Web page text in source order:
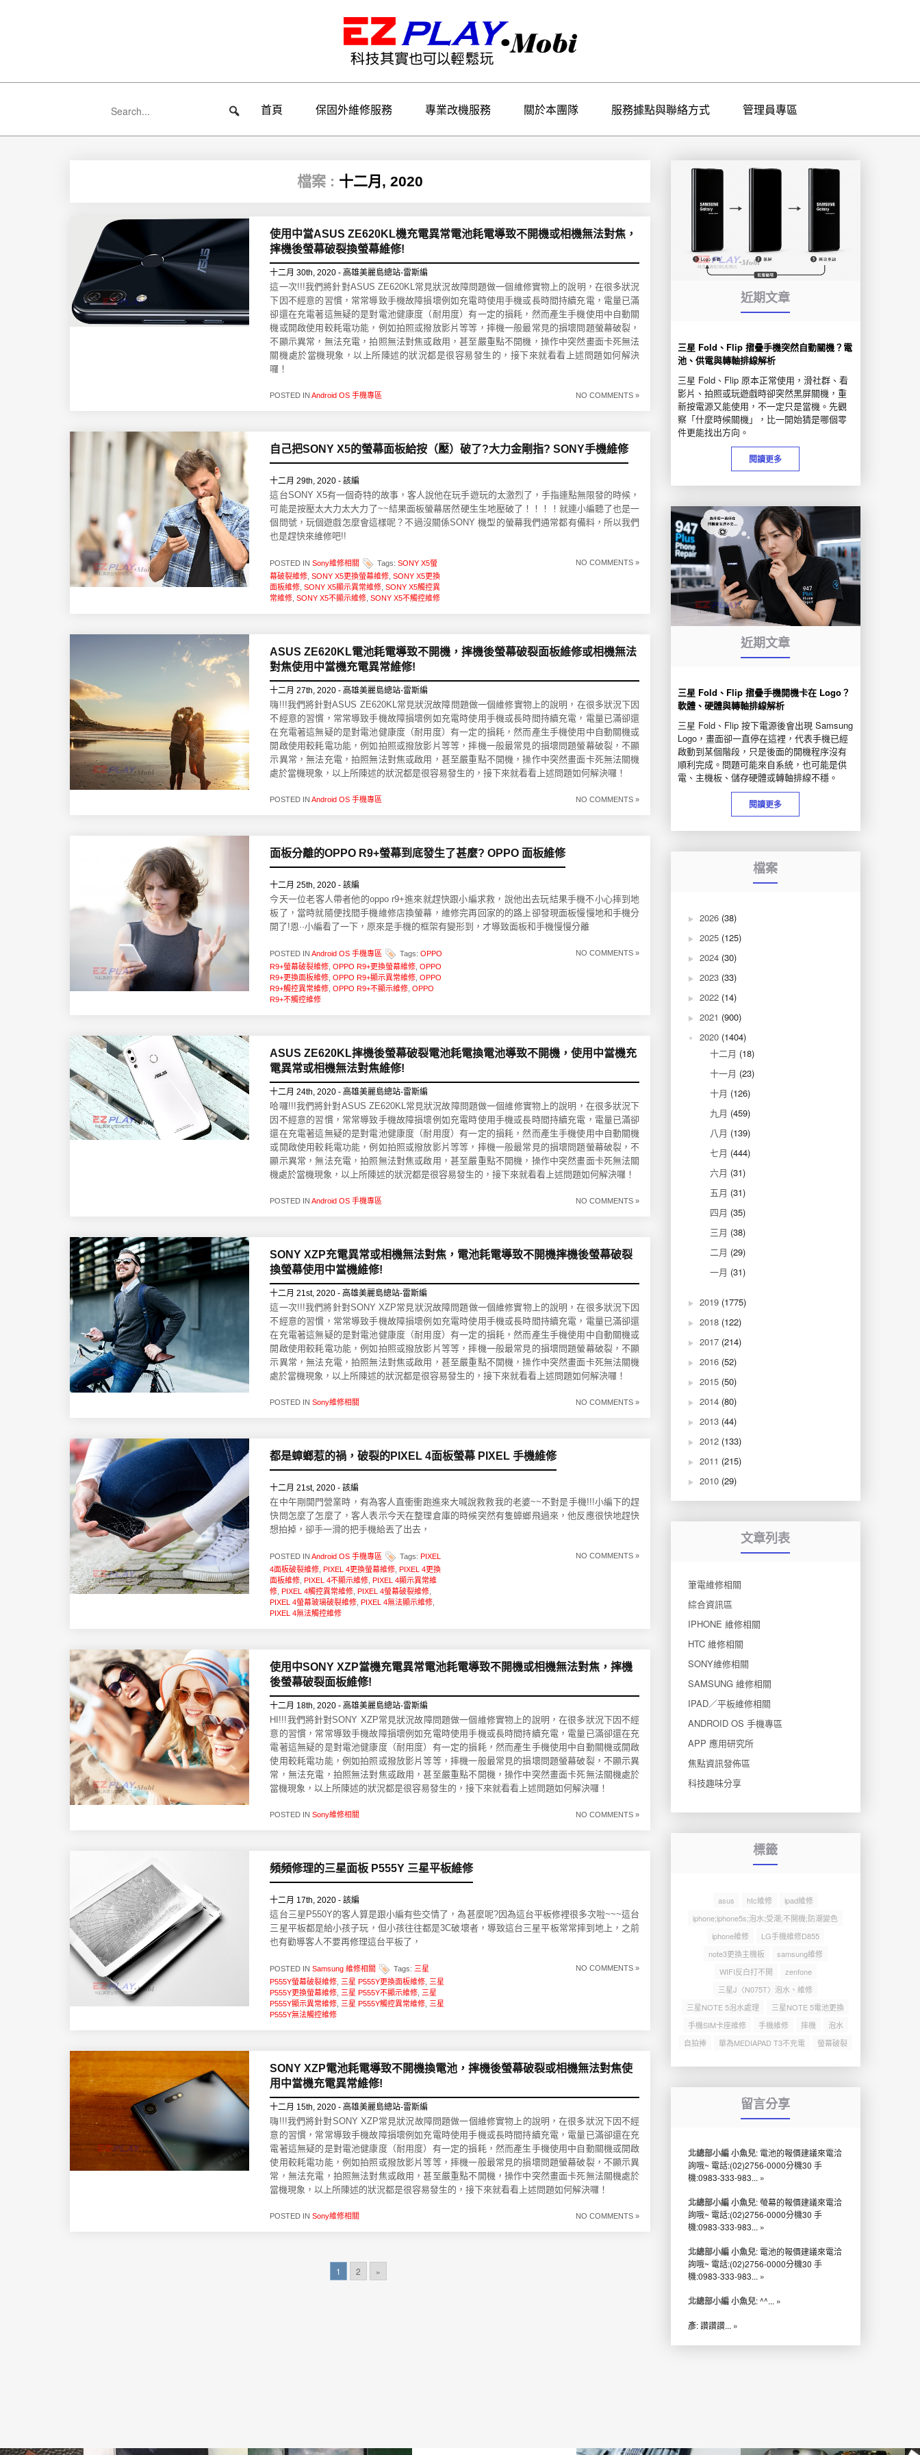
首頁 保固外維修服務 專業改機服務 關於本團隊 服務據點與聯絡方式 管理員專區
檔案 : 十二月, 2020
使用中當ASUS ZE620KL機充電異常電池耗電導致不開機或相機無法對焦，
摔機後螢幕破裂換螢幕維修!
十二月 30th, 2020 - 高雄美麗島總站-雷斯編
這一次!!!我們將針對ASUS ZE620KL常見狀況故障問題做一個維修實物上的說明，在很多狀況
下因不經意的習慣，常常導致手機故障損壞例如充電時使用手機或長時間持續充電，電量已滿
卻還在充電著這無疑的是對電池健康度（耐用度）有一定的損耗，然而產生手機使用中自動關
機或開啟使用較耗電功能，例如拍照或撥放影片等等，摔機一般最常見的損壞問題螢幕破裂，
不顯示異常，無法充電，拍照無法對焦或啟用，甚至嚴重點不開機，操作中突然畫面卡死無法
關機處於當機現象，以上所陳述的狀況都是很容易發生的，接下來就看看上述問題如何解決
囉！
POSTED INAndroid OS 手機專區 NO COMMENTS »
自己把SONY X5的螢幕面板給按（壓）破了?大力金剛指? SONY手機維修
十二月 29th, 2020 - 該編
這台SONY X5有一個奇特的故事，客人說他在玩手遊玩的太激烈了，手指連點無限發的時候，
可能是按壓太大力太大力了~~結果面板螢幕居然硬生生地壓破了！！！！就連小編聽了也是一
個問號，玩個遊戲怎麼會這樣呢？不過沒關係SONY 機型的螢幕我們通常都有備料，所以我們
也是趕快來維修吧!!
POSTED INSony維修相關 Tags:SONY X5螢
幕破裂維修 ,SONY X5更換螢幕維修 ,SONY X5更換
面板維修 ,SONY X5顯示異常維修 ,SONY X5觸控異
常維修 ,SONY X5不顯示維修 ,SONY X5不觸控維修
NO COMMENTS »
ASUS ZE620KL電池耗電導致不開機，摔機後螢幕破裂面板維修或相機無法
對焦使用中當機充電異常維修!
十二月 27th, 2020 - 高雄美麗島總站-雷斯編
嗨!!!我們將針對ASUS ZE620KL常見狀況故障問題做一個維修實物上的說明，在很多狀況下因
不經意的習慣，常常導致手機故障損壞例如充電時使用手機或長時間持續充電，電量已滿卻還
在充電著這無疑的是對電池健康度（耐用度）有一定的損耗，然而產生手機使用中自動關機或
開啟使用較耗電功能，例如拍照或撥放影片等等，摔機一般最常見的損壞問題螢幕破裂，不顯
示異常，無法充電，拍照無法對焦或啟用，甚至嚴重點不開機，操作中突然畫面卡死無法關機
處於當機現象，以上所陳述的狀況都是很容易發生的，接下來就看看上述問題如何解決囉！
POSTED INAndroid OS 手機專區 NO COMMENTS »
面板分離的OPPO R9+螢幕到底發生了甚麼? OPPO 面板維修
十二月 25th, 2020 - 該編
今天一位老客人帶者他的oppo r9+進來就趕快跟小編求救，說他出去玩結果手機不小心摔到地
板了，當時就隨便找間手機維修店換螢幕，維修完再回家的的路上卻發現面板慢慢地和手機分
開了!恩··小編看了一下，原來是手機的框架有變形到，才導致面板和手機慢慢分離
POSTED INAndroid OS 手機專區 Tags:OPPO
R9+螢幕破裂維修 ,OPPO R9+更換螢幕維修 ,OPPO
R9+更換面板維修 ,OPPO R9+顯示異常維修 ,OPPO
R9+觸控異常維修 ,OPPO R9+不顯示維修 ,OPPO
R9+不觸控維修
NO COMMENTS »
ASUS ZE620KL摔機後螢幕破裂電池耗電換電池導致不開機，使用中當機充
電異常或相機無法對焦維修!
十二月 24th, 2020 - 高雄美麗島總站-雷斯編
哈囉!!!我們將針對ASUS ZE620KL常見狀況故障問題做一個維修實物上的說明，在很多狀況下
因不經意的習慣，常常導致手機故障損壞例如充電時使用手機或長時間持續充電，電量已滿卻
還在充電著這無疑的是對電池健康度（耐用度）有一定的損耗，然而產生手機使用中自動關機
或開啟使用較耗電功能，例如拍照或撥放影片等等，摔機一般最常見的損壞問題螢幕破裂，不
顯示異常，無法充電，拍照無法對焦或啟用，甚至嚴重點不開機，操作中突然畫面卡死無法關
機處於當機現象，以上所陳述的狀況都是很容易發生的，接下來就看看上述問題如何解決囉！
POSTED INAndroid OS 手機專區 NO COMMENTS »
SONY XZP充電異常或相機無法對焦，電池耗電導致不開機摔機後螢幕破裂
換螢幕使用中當機維修!
十二月 21st, 2020 - 高雄美麗島總站-雷斯編
這一次!!!我們將針對SONY XZP常見狀況故障問題做一個維修實物上的說明，在很多狀況下因
不經意的習慣，常常導致手機故障損壞例如充電時使用手機或長時間持續充電，電量已滿卻還
在充電著這無疑的是對電池健康度（耐用度）有一定的損耗，然而產生手機使用中自動關機或
開啟使用較耗電功能，例如拍照或撥放影片等等，摔機一般最常見的損壞問題螢幕破裂，不顯
示異常，無法充電，拍照無法對焦或啟用，甚至嚴重點不開機，操作中突然畫面卡死無法關機
處於當機現象，以上所陳述的狀況都是很容易發生的，接下來就看看上述問題如何解決囉！
POSTED INSony維修相關 NO COMMENTS »
都是蟑螂惹的禍，破裂的PIXEL 4面板螢幕 PIXEL 手機維修
十二月 21st, 2020 - 該編
在中午剛開門營業時，有為客人直衝衝跑進來大喊說救救我的老婆~~不對是手機!!!小編下的趕
快問怎麼了怎麼了，客人表示今天在整理倉庫的時候突然有隻蟑螂飛過來，他反應很快地趕快
想拍掉，卻手一滑的把手機給丟了出去，
POSTED INAndroid OS 手機專區 Tags:PIXEL
4面板破裂維修 ,PIXEL 4更換螢幕維修 ,PIXEL 4更換
面板維修 ,PIXEL 4不顯示維修 ,PIXEL 4顯示異常維
修 ,PIXEL 4觸控異常維修 ,PIXEL 4螢幕破裂維修
PIXEL 4螢幕玻璃破裂維修 ,PIXEL 4無法顯示維修
PIXEL 4無法觸控維修
NO COMMENTS »
使用中SONY XZP當機充電異常電池耗電導致不開機或相機無法對焦，摔機
後螢幕破裂面板維修!
十二月 18th, 2020 - 高雄美麗島總站-雷斯編
HI!!!我們將針對SONY XZP常見狀況故障問題做一個維修實物上的說明，在很多狀況下因不經
意的習慣，常常導致手機故障損壞例如充電時使用手機或長時間持續充電，電量已滿卻還在充
電著這無疑的是對電池健康度（耐用度）有一定的損耗，然而產生手機使用中自動關機或開啟
使用較耗電功能，例如拍照或撥放影片等等，摔機一般最常見的損壞問題螢幕破裂，不顯示異
常，無法充電，拍照無法對焦或啟用，甚至嚴重點不開機，操作中突然畫面卡死無法關機處於
當機現象，以上所陳述的狀況都是很容易發生的，接下來就看看上述問題如何解決囉！
POSTED INSony維修相關 NO COMMENTS »
頻頻修理的三星面板 P555Y 三星平板維修
十二月 17th, 2020 - 該編
這台三星P550Y的客人算是跟小編有些交情了，為甚麼呢?因為這台平板修裡很多次啦~~~這台
三星平板都是給小孩子玩，但小孩往往都是3C破壞者，導致這台三星平板常常摔到地上，之前
也有勸導客人不要再修理這台平板了，
POSTED INSamsung 維修相關 Tags: 三星
P555Y螢幕破裂維修 三星 P555Y更換面板維修 三星
P555Y更換螢幕維修 三星 P555Y不顯示維修 三星
P555Y顯示異常維修 三星 P555Y觸控異常維修 三星
P555Y無法觸控維修
NO COMMENTS »
SONY XZP電池耗電導致不開機換電池，摔機後螢幕破裂或相機無法對焦使
用中當機充電異常維修!
十二月 15th, 2020 - 高雄美麗島總站-雷斯編
嗨!!!我們將針對SONY XZP常見狀況故障問題做一個維修實物上的說明，在很多狀況下因不經
意的習慣，常常導致手機故障損壞例如充電時使用手機或長時間持續充電，電量已滿卻還在充
電著這無疑的是對電池健康度（耐用度）有一定的損耗，然而產生手機使用中自動關機或開啟
使用較耗電功能，例如拍照或撥放影片等等，摔機一般最常見的損壞問題螢幕破裂，不顯示異
常，無法充電，拍照無法對焦或啟用，甚至嚴重點不開機，操作中突然畫面卡死無法關機處於
當機現象，以上所陳述的狀況都是很容易發生的，接下來就看看上述問題如何解決囉！
POSTED INSony維修相關 NO COMMENTS »
1 2 »
近期文章
三星 Fold、Flip 摺疊手機突然自動關機？電
池、供電與轉軸排線解析
三星 Fold、Flip 原本正常使用，滑社群、看
影片、拍照或玩遊戲時卻突然黑屏關機，重
新按電源又能使用，不一定只是當機。先觀
察「什麼時候關機」，比一開始猜是哪個零
件更能找出方向。
閱讀更多
近期文章
三星 Fold、Flip 摺疊手機開機卡在 Logo？
軟體、硬體與轉軸排線解析
三星 Fold、Flip 按下電源後會出現 Samsung
Logo，畫面卻一直停在這裡，代表手機已經
啟動到某個階段，只是後面的開機程序沒有
順利完成。問題可能來自系統，也可能是供
電、主機板、儲存硬體或轉軸排線不穩。
閱讀更多
檔案
2026(38)
2025(125)
2024(30)
2023(33)
2022(14)
2021 (900)
2020(1404)
十二月 (18)
十一月 (23)
十月 (126)
九月 (459)
八月 (139)
七月 (444)
六月 (31)
五月 (31)
四月 (35)
三月 (38)
二月 (29)
一月 (31)
2019(1775)
2018(122)
2017(214)
2016(52)
2015(50)
2014(80)
2013(44)
2012(133)
2011 (215)
2010(29)
文章列表
筆電維修相關
綜合資訊區
IPHONE 維修相關
HTC 維修相關
SONY維修相關
SAMSUNG 維修相關
IPAD／平板維修相關
ANDROID OS 手機專區
APP 應用研究所
焦點資訊發佈區
科技趣味分享
標籤
asus htc維修
ipad維修
iphone;iphone5s;泡水;受潮;不開機;防潮變色
iphone維修
LG手機維修D855
note3更換主機板
samsung維修
WIFI反白打不開
zenfone
三星J〈N075T〉泡水、維修
三星NOTE 5泡水處理
三星NOTE 5電池更換
手機SIM卡座維修
手機維修 摔機
泡水
自拍捧
華為MEDIAPAD T3不充電 螢幕破裂
留言分享
北總部小編 小魚兒: 電池的報價建議來電洽
詢哦~ 電話:(02)2756-0000分機30 手
機:0983-333-983... »
北總部小編 小魚兒: 螢幕的報價建議來電洽
詢哦~ 電話:(02)2756-0000分機30 手
機:0983-333-983... »
北總部小編 小魚兒: 電池的報價建議來電洽
詢哦~ 電話:(02)2756-0000分機30 手
機:0983-333-983... »
北總部小編 小魚兒: ^^... »
彥: 讚讚讚... »